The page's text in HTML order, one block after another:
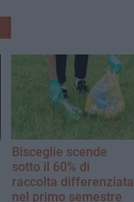
Bisceglie scende
sotto il 60% di
raccolta differenziata
nel primo semestre